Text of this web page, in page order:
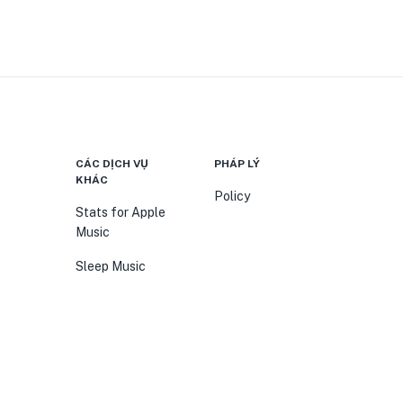
CÁC DỊCH VỤ
KHÁC
Stats for Apple
Music
Sleep Music
PHÁP LÝ
Policy